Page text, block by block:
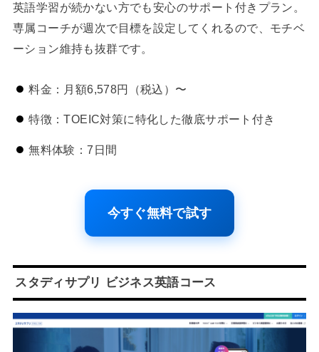
英語学習が続かない方でも安心のサポート付きプラン。
専属コーチが週次で目標を設定してくれるので、モチベ
ーション維持も抜群です。
料金：月額6,578円（税込）〜
特徴：TOEIC対策に特化した徹底サポート付き
無料体験：7日間
今すぐ無料で試す
スタディサプリ ビジネス英語コース